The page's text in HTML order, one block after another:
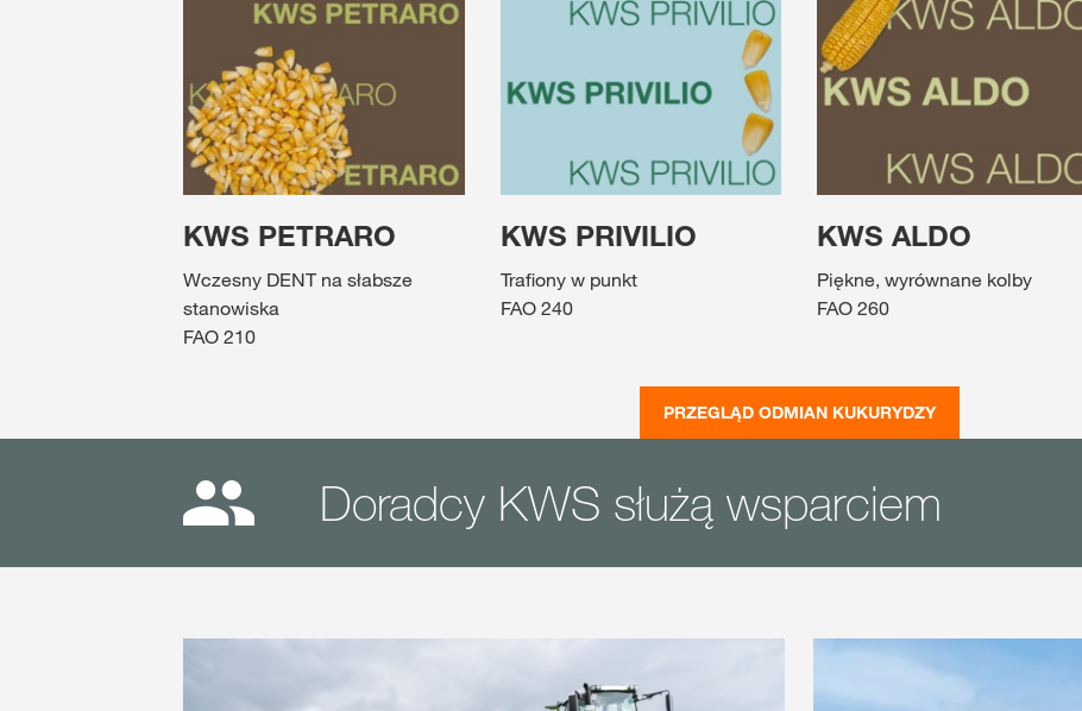
KWS PETRARO
Wczesny DENT na słabsze
stanowiska
FAO 210
KWS PRIVILIO
Trafiony w punkt
FAO 240
KWS ALDO
Piękne, wyrównane kolby
FAO 260
PRZEGLĄD ODMIAN KUKURYDZY
Doradcy KWS służą wsparciem